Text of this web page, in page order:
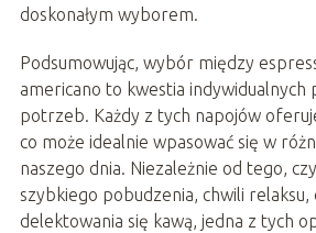
doskonałym wyborem.
Podsumowując, wybór między
americano to kwestia indywidualnych
potrzeb. Każdy z tych napojów
co może idealnie wpasować się w
naszego dnia. Niezależnie od tego,
szybkiego pobudzenia, chwili relaksu,
delektowania się kawą, jedna z tych